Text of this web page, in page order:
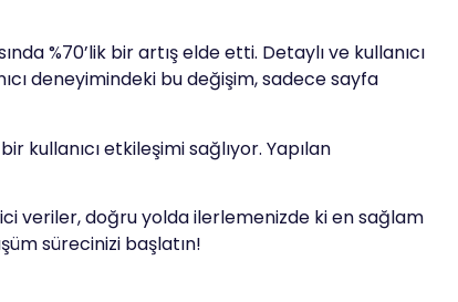
%70’lik bir artış elde etti. Detaylı ve kullanıcı
deneyimindeki bu değişim, sadece sayfa
kullanıcı etkileşimi sağlıyor. Yapılan
veriler, doğru yolda ilerlemenizde ki en sağlam
sürecinizi başlatın!